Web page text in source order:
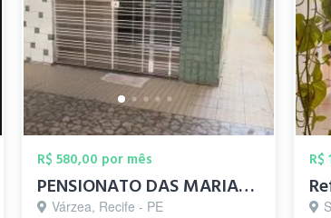
R$ 580,00 por mês
PENSIONATO DAS MARIAS - VAGAS DISPONÍVEL
Várzea, Recife - PE
R$